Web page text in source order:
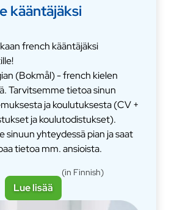
kääntäjäksi
french kääntäjäksi
(Bokmål) - french kielen
Tarvitsemme tietoa sinun
ja koulutuksesta (CV +
ja koulutodistukset).
sinuun yhteydessä pian ja saat
tietoa mm. ansioista.
Lue lisää
(in Finnish)